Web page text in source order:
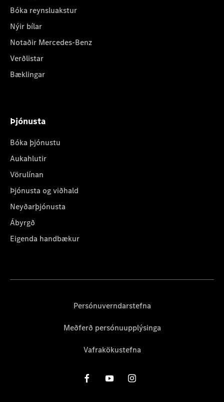
Bóka reynsluakstur
Nýir bílar
Notaðir Mercedes-Benz
Verðlistar
Bæklingar
Þjónusta
Bóka þjónustu
Aukahlutir
Vörulínan
Þjónusta og viðhald
Neyðarþjónusta
Ábyrgð
Eigenda handbækur
Persónuverndarstefna
Meðferð persónuupplýsinga
Vafrakökustefna